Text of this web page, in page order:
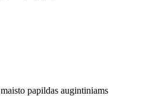
maisto papildas augintiniams